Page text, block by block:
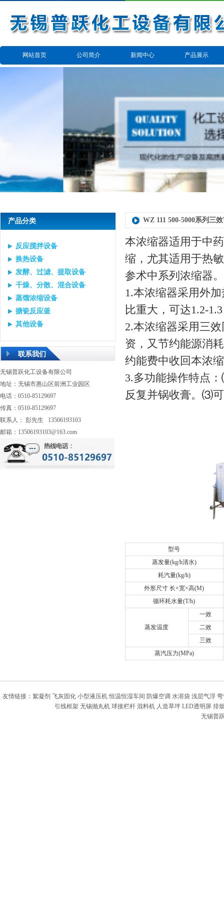
网站首页 公司简介 新闻中心 产品展示
发酵、过滤、提
备
干燥、分散、混
备
蒸馏浓缩设备
搪瓷反应釜
产品分类
反应搅拌设备
换热设备
发酵、过滤、提取设备
干燥、分散、混合设备
蒸馏浓缩设备
搪瓷反应釜
其他设备
联系我们
无锡普跃化工设备有限公司
地址：无锡市惠山区前洲工业园区
电话：0510-85129697
传真：0510-85129697
联系人： 彭先生 13506193103
邮箱：13506193103@163.com
WZ 111 500-5000系列三
本浓缩器适用于中
缩，尤其适用于热
参术中系列浓缩器。
1.本浓缩器采用外
比重大，可达1.2-
2.本浓缩器采用三
资，又节约能源消
约能费中收回本浓
3.多功能操作特点
反复并锅收膏。⑶
型号
蒸发量(kg/h清水)
耗汽量(kg/h)
外形尺寸 长×宽×高(M)
循环耗水量(T/h)
蒸发温度
一效
二效
三效
蒸汽压力(MPa)
友情链接： 絮凝剂 飞灰固化 小型液压机 恒温恒湿车间 防爆空调 水溶袋 浅层气浮
引线框架 无锡抛丸机 球接栏杆 混料机 人造草坪 LED透明屏 排
无锡普